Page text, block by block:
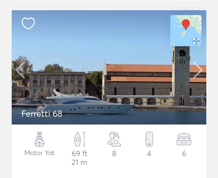
Ferretti 68
Motor Yat
69 ft
21 m
8 4 6